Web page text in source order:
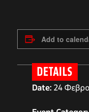
Add to
DETAILS
Date:24